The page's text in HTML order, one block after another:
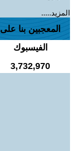
المزيد.....
المعجبين بنا على
الفيسبوك
3,732,970